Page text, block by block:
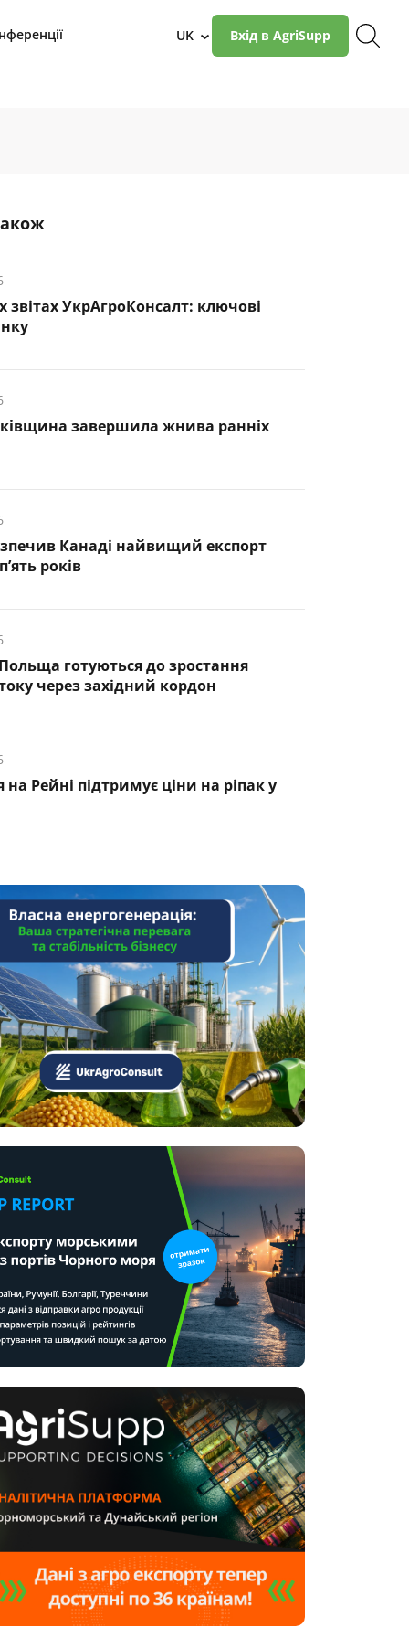
UK › Вхід в AgriSupp
звітах УкрАгроКонсалт: ключові
завершила жнива ранніх
Канаді найвищий експорт
років
готуються до зростання
через західний кордон
Рейні підтримує ціни на ріпак у